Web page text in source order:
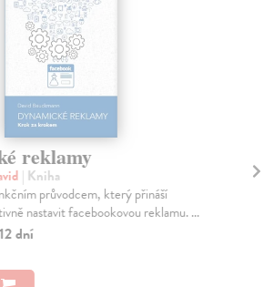
reklamy
| Kniha
průvodcem, který přináší
nastavit facebookovou reklamu. ...
dní